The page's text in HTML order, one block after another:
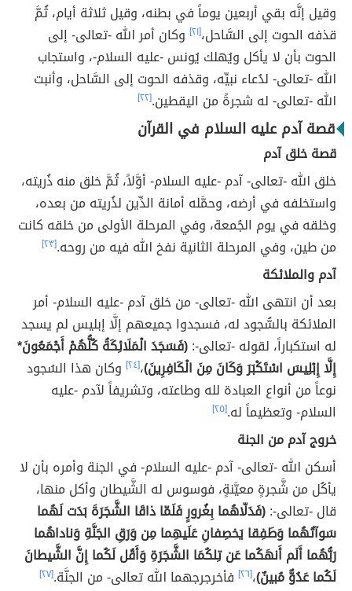
وقيل إنَّه بقي أربعين يوماً في بطنه، وقيل ثلاثة أيام، ثُمَّ
قذفه الحوت إلى السَّاحل،[٢١]
وكان أمر الله -تعالى- إلى
الحوت بأن لا يأكل ويُهلك يُونس -عليه السلام-، واستجاب
الله -تعالى- لدُعاء نبيِّه، وقذفه الحوت إلى السَّاحل، وأنبت
الله -تعالى- له شجرةً من اليقطين.[٢٢]
قصة آدم عليه السلام في القرآن
قصة خلق آدم
خلق الله -تعالى- آدم -عليه السلام- أوَّلاً، ثُمَّ خلق منه ذُريته،
واستخلفه في أرضه، وحمَّله أمانة الدِّين لذُريته من بعده،
وخلقه في يوم الجُمعة، وفي المرحلة الأولى من خلقه كانت
من طين، وفي المرحلة الثانية نفخ الله فيه من روحه.[٢٣]
آدم والملائكة
بعد أن انتهى الله -تعالى- من خلق آدم -عليه السلام- أمر
الملائكة بالسُّجود له، فسجدوا جميعهم إلَّا إبليس لم يسجد
له استكباراً، لقوله -تعالى-:(فَسَجَدَ الْمَلَائِكَةُ كُلُّهُمْ أَجْمَعُونَ*
إِلَّا إِبْلِيسَ اسْتَكْبَرَ وَكَانَ مِنَ الْكَافِرِينَ)،[٢٤]
وكان هذا السُجود
نوعاً من أنواع العبادة لله وطاعته، وتشريفاً لآدم -عليه
السلام- وتعظيماً له.[٢٥]
خروج آدم من الجنة
أسكن الله -تعالى- آدم -عليه السلام- في الجنة وأمره بأن لا
يأكُل من شَّجرةٍ معيَّنةٍ، فوسوس له الشَّيطان وأكل منها،
قال -تعالى-:(فَدَلّاهُما بِغُرورٍ فَلَمّا ذاقَا الشَّجَرَةَ بَدَت لَهُما
سَوآتُهُما وَطَفِقا يَخصِفانِ عَلَيهِما مِن وَرَقِ الجَنَّةِ وَناداهُما
رَبُّهُما أَلَم أَنهَكُما عَن تِلكُمَا الشَّجَرَةِ وَأَقُل لَكُما إِنَّ الشَّيطانَ
لَكُما عَدُوٌّ مُبينٌ)،[٢٦] فأخرجرجهما الله تعالى- من الجنَّة.[٢٧]